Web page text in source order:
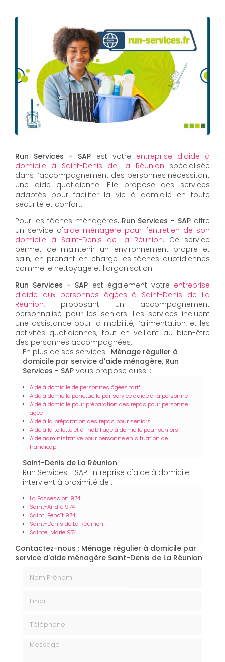
Run Services - SAP est votre entreprise d’aide à
domicile à Saint-Denis de La Réunion spécialisée
dans l’accompagnement des personnes nécessitant
une aide quotidienne. Elle propose des services
adaptés pour faciliter la vie à domicile en toute
sécurité et confort.
Pour les tâches ménagères, Run Services - SAP offre
un service d'aide ménagère pour l'entretien de son
domicile à Saint-Denis de La Réunion. Ce service
permet de maintenir un environnement propre et
sain, en prenant en charge les tâches quotidiennes
comme le nettoyage et l’organisation.
Run Services - SAP est également votre entreprise
d'aide aux personnes âgées à Saint-Denis de La
Réunion, proposant un accompagnement
personnalisé pour les seniors. Les services incluent
une assistance pour la mobilité, l’alimentation, et les
activités quotidiennes, tout en veillant au bien-être
des personnes accompagnées.
En plus de ses services : Ménage régulier à
domicile par service d'aide ménagère, Run
Services - SAP vous propose aussi :
Aide à domicile de personnes âgées tarif
Aide à domicile ponctuelle par service d'aide à la personne
Aide à domicile pour préparation des repas pour personne
âgée
Aide à la préparation des repas pour seniors
Aide à la toilette et à l'habillage à domicile pour seniors
Aide administrative pour personne en situation de
handicap
Saint-Denis de La Réunion
Run Services - SAP Entreprise d'aide à domicile
intervient à proximité de :
La Possession 974
Saint-André 974
Saint-Benoît 974
Saint-Denis de La Réunion
Sainte-Marie 974
Contactez-nous : Ménage régulier à domicile par
service d'aide ménagère Saint-Denis de La Réunion
Message